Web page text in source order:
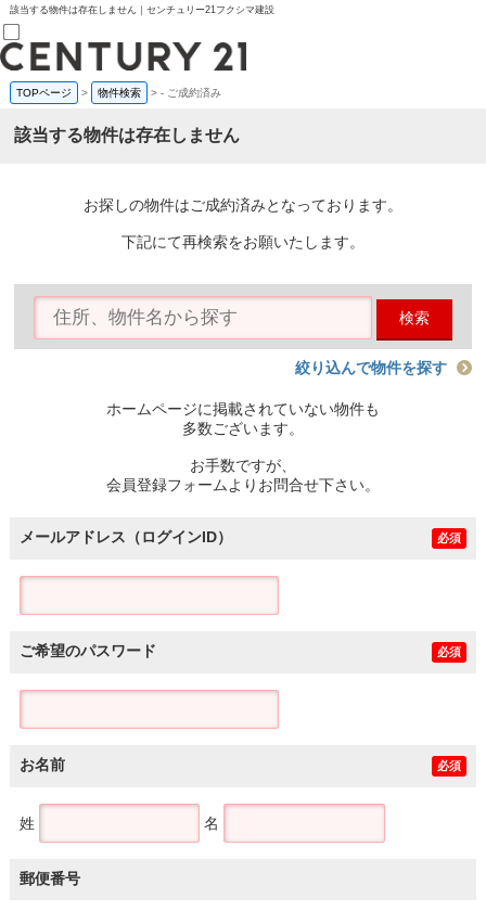
該当する物件は存在しません｜センチュリー21フクシマ建設
売買部
0120-800-844
賃貸部
会員メニュー
物件を探す
購入TOP
条件から探す
住宅ローン控除シミュレータ
TOPページ > 物件検索 >- ご成約済み
該当する物件は存在しません
お探しの物件はご成約済みとなっております。
下記にて再検索をお願いたします。
検索
絞り込んで物件を探す
ホームページに掲載されていない物件も
多数ございます。
お手数ですが、
会員登録フォームよりお問合せ下さい。
メールアドレス（ログインID） 必須
ご希望のパスワード 必須
お名前 必須
姓 名
郵便番号